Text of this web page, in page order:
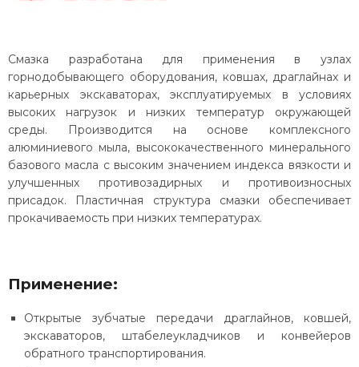
Смазка разработана для применения в узлах
горнодобывающего оборудования, ковшах, драглайнах и
карьерных экскаваторах, эксплуатируемых в условиях
высоких нагрузок и низких температур окружающей
среды. Производится на основе комплексного
алюминиевого мыла, высококачественного минерального
базового масла с высоким значением индекса вязкости и
улучшенных противозадирных и противоизносных
присадок. Пластичная структура смазки обеспечивает
прокачиваемость при низких температурах.
Применение:
Открытые зубчатые передачи драглайнов, ковшей,
экскаваторов, штабелеукладчиков и конвейеров
обратного транспортирования.